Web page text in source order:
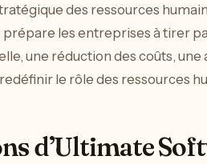
des ressources
les entreprises à tirer
une réduction des coûts,
le rôle des ressources
d’Ultimate